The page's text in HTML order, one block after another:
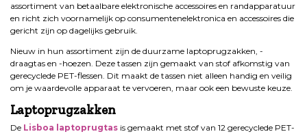
assortiment van betaalbare elektronische accessoires en randapparatuur
en richt zich voornamelijk op consumentenelektronica en accessoires die
gericht zijn op dagelijks gebruik.
Nieuw in hun assortiment zijn de duurzame laptoprugzakken, -
draagtas en -hoezen. Deze tassen zijn gemaakt van stof afkomstig van
gerecyclede PET-flessen. Dit maakt de tassen niet alleen handig en veilig
om je waardevolle apparaat te vervoeren, maar ook een bewuste keuze.
Laptoprugzakken
De Lisboa laptoprugtas is gemaakt met stof van 12 gerecyclede PET-